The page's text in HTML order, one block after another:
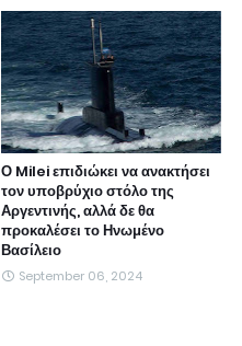
Ο Milei επιδιώκει να ανακτήσει
τον υποβρύχιο στόλο της
Αργεντινής, αλλά δε θα
προκαλέσει το Ηνωμένο
Βασίλειο
September 06, 2024